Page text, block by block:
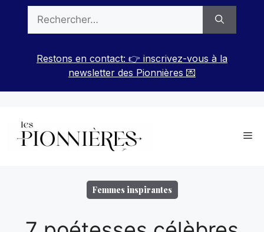
contenu
Restons en contact: 👉 inscrivez-vous à la
newsletter des Pionnières 💌
Femmes inspirantes